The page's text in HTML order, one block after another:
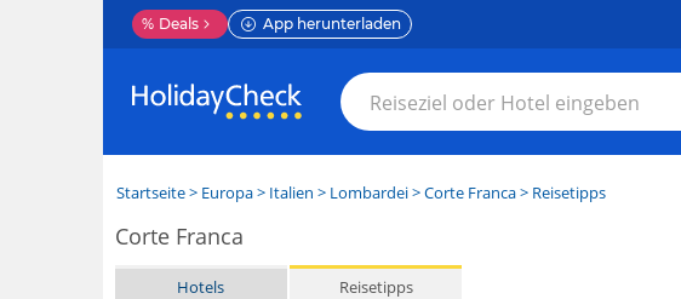
% Deals App herunterladen
Startseite> Europa> Italien > Lombardei>Corte Franca> Reisetipps
Corte Franca
Hotels Reisetipps